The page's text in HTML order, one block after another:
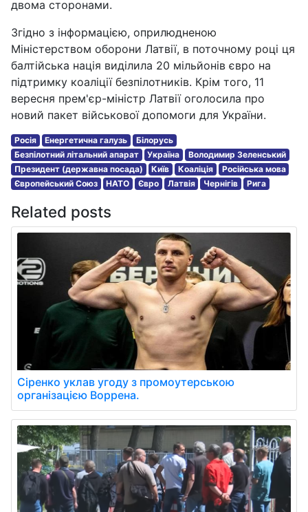
двома сторонами.
Згідно з інформацією, оприлюдненою
Міністерством оборони Латвії, в поточному році ця
балтійська нація виділила 20 мільйонів євро на
підтримку коаліції безпілотників. Крім того, 11
вересня прем'єр-міністр Латвії оголосила про
новий пакет військової допомоги для України.
Росія Енергетична галузь
Білорусь
Безпілотний літальний апарат
Україна
Володимир Зеленський
Президент (державна посада)
Київ Коаліція
Російська мова
Європейський Союз
НАТО Євро Латвія Чернігів Рига
Related posts
Сіренко уклав угоду з промоутерською
організацією Воррена.